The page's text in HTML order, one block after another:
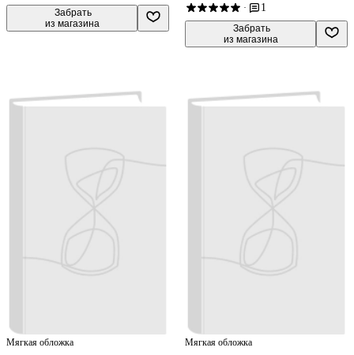
Забрать
из магазина
· 1
Забрать
из магазина
Мягкая обложка Мягкая обложка